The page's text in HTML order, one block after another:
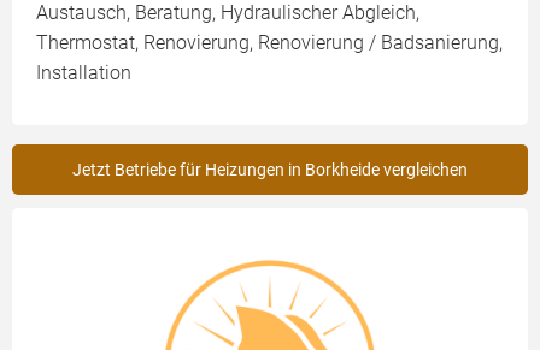
Austausch, Beratung, Hydraulischer Abgleich,
Thermostat, Renovierung, Renovierung / Badsanierung,
Installation
Jetzt Betriebe für Heizungen in Borkheide vergleichen